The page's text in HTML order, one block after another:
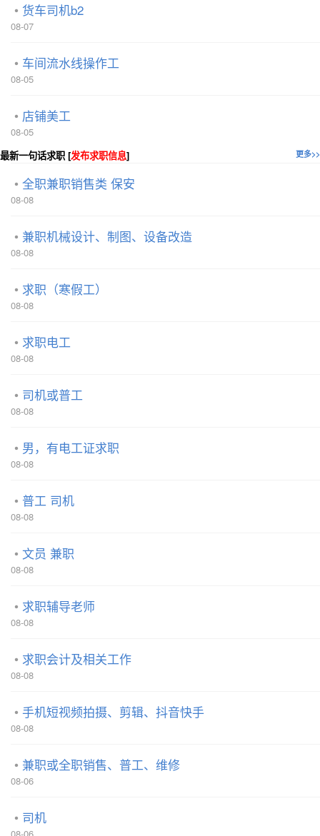
货车司机b2
08-07
车间流水线操作工
08-05
店铺美工
08-05
更多>>
最新一句话求职 [发布求职信息]
全职兼职销售类 保安
08-08
兼职机械设计、制图、设备改造
08-08
求职（寒假工）
08-08
求职电工
08-08
司机或普工
08-08
男，有电工证求职
08-08
普工 司机
08-08
文员 兼职
08-08
求职辅导老师
08-08
求职会计及相关工作
08-08
手机短视频拍摄、剪辑、抖音快手
08-08
兼职或全职销售、普工、维修
08-06
司机